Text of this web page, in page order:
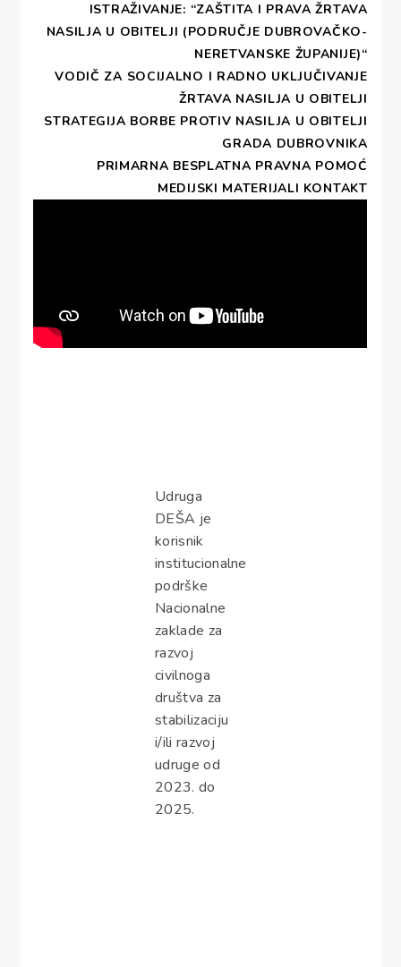
ISTRAŽIVANJE: “ZAŠTITA I PRAVA ŽRTAVA
NASILJA U OBITELJI (PODRUČJE DUBROVAČKO-
NERETVANSKE ŽUPANIJE)“
VODIČ ZA SOCIJALNO I RADNO UKLJUČIVANJE
ŽRTAVA NASILJA U OBITELJI
STRATEGIJA BORBE PROTIV NASILJA U OBITELJI
GRADA DUBROVNIKA
PRIMARNA BESPLATNA PRAVNA POMOĆ
MEDIJSKI MATERIJALI KONTAKT
Udruga
DEŠA je
korisnik
institucionalne
podrške
Nacionalne
zaklade za
razvoj
civilnoga
društva za
stabilizaciju
i/ili razvoj
udruge od
2023. do
2025.